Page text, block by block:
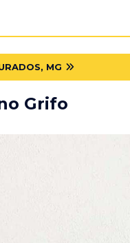
MG
Grifo